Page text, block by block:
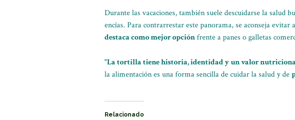
Durante las vacaciones, también suele descuidarse la salud
encías. Para contrarrestar este panorama, se aconseja
destaca como mejor opciónfrente a panes o galletas
“La tortilla tiene historia, identidad y un valor
la alimentación es una forma sencilla de cuidar la salud y de
Relacionado